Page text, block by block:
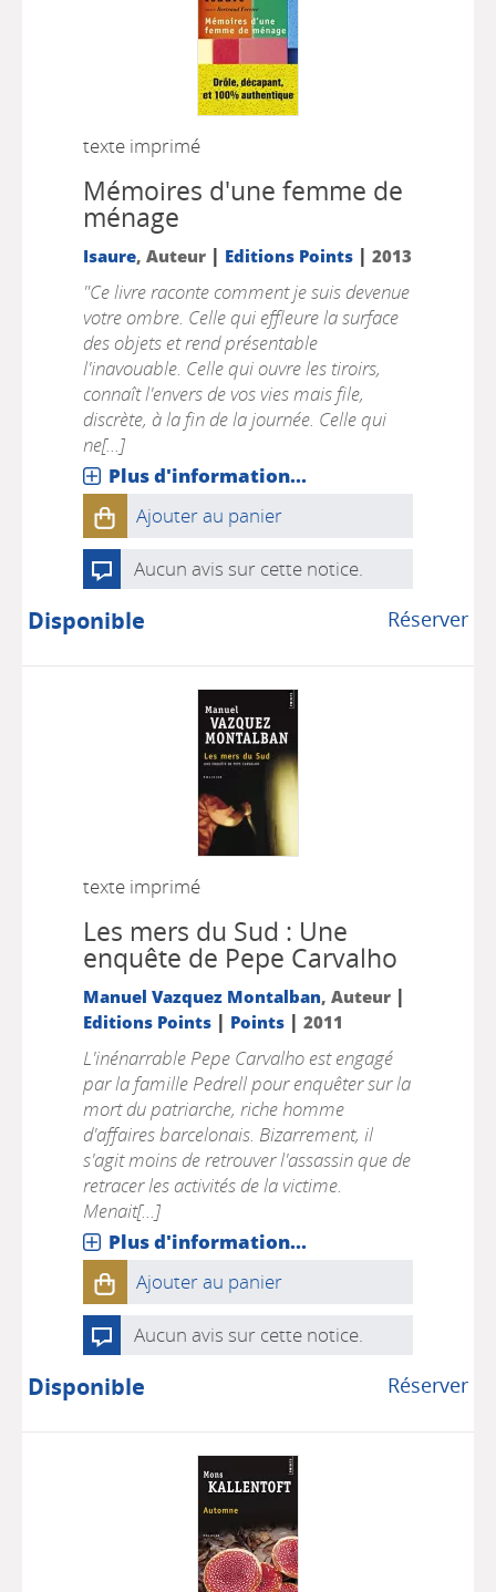
texte imprimé
Mémoires d'une femme de
ménage
Isaure, Auteur | Editions Points| 2013
"Ce livre raconte comment je suis devenue
votre ombre. Celle qui effleure la surface
des objets et rend présentable
l'inavouable. Celle qui ouvre les tiroirs,
connaît l'envers de vos vies mais file,
discrète, à la fin de la journée. Celle qui
ne[...]
Plus d'information...
Ajouter au panier
Aucun avis sur cette notice.
Réserver
Disponible
texte imprimé
Les mers du Sud : Une
enquête de Pepe Carvalho
Manuel Vazquez Montalban, Auteur |
Editions Points| Points| 2011
L'inénarrable Pepe Carvalho est engagé
par la famille Pedrell pour enquêter sur la
mort du patriarche, riche homme
d'affaires barcelonais. Bizarrement, il
s'agit moins de retrouver l'assassin que de
retracer les activités de la victime.
Menait[...]
Plus d'information...
Ajouter au panier
Aucun avis sur cette notice.
Réserver
Disponible